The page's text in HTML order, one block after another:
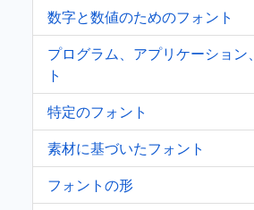
数字と数値のためのフォント
プログラム、アプリケーション
ト
特定のフォント
素材に基づいたフォント
フォントの形